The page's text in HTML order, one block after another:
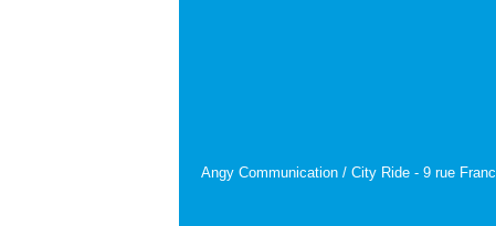
Angy Communication / City Ride - 9 rue